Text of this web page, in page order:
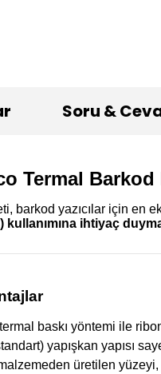
Soru &
Termal Barkod
barkod yazıcılar için en
kullanımına ihtiyaç
baskı yöntemi ile
yapışkan yapısı
üretilen yüzeyi,